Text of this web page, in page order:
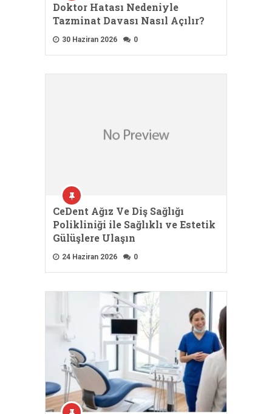
Doktor Hatası Nedeniyle
Tazminat Davası Nasıl Açılır?
30 Haziran 2026 0
CeDent Ağız Ve Diş Sağlığı
Polikliniği ile Sağlıklı ve Estetik
Gülüşlere Ulaşın
24 Haziran 2026 0